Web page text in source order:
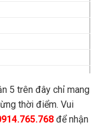
5 trên đây chỉ mang
thời điểm. Vui
để nhận